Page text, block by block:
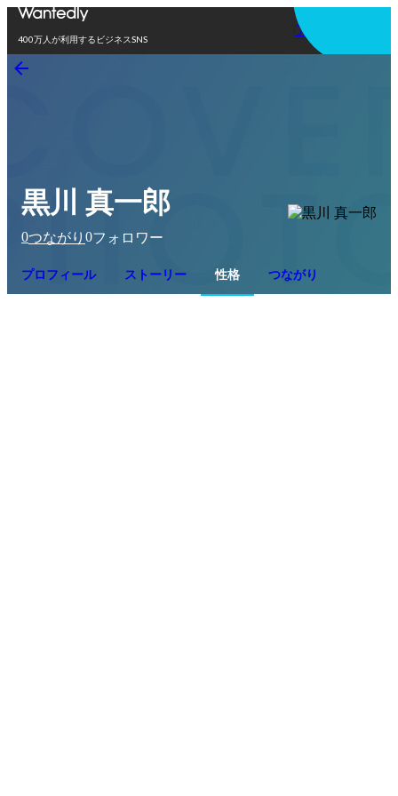
400万人が利用するビジネスSNS
アプリを使う
黒川 真一郎
0つながり 0フォロワー
プロフィール ストーリー 性格 つながり